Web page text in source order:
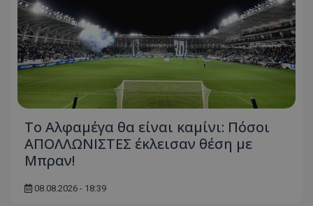
Το Αλφαμέγα θα είναι καμίνι: Πόσοι
ΑΠΟΛΛΩΝΙΣΤΕΣ έκλεισαν θέση με
Μπραν!
08.08.2026 - 18:39